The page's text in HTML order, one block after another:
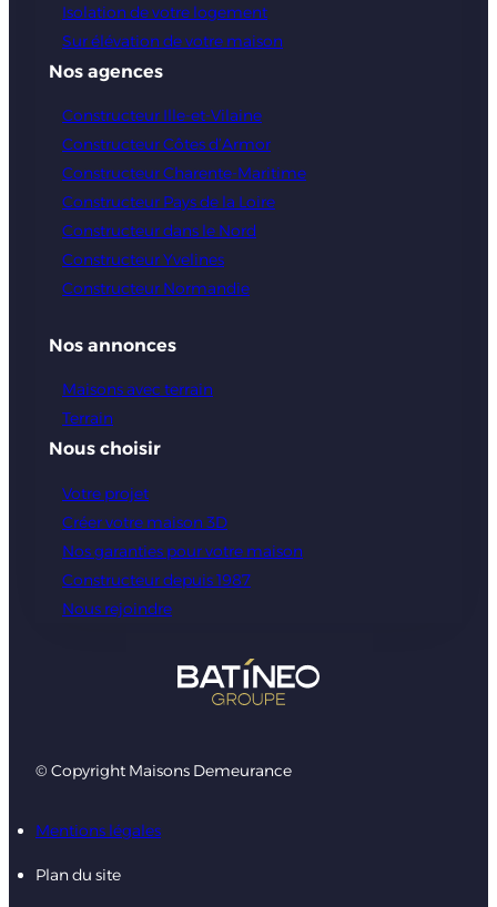
Isolation de votre logement
Sur élévation de votre maison
Nos agences
Constructeur Ille-et-Vilaine
Constructeur Côtes d’Armor
Constructeur Charente-Maritime
Constructeur Pays de la Loire
Constructeur dans le Nord
Constructeur Yvelines
Constructeur Normandie
Nos annonces
Maisons avec terrain
Terrain
Nous choisir
Votre projet
Créer votre maison 3D
Nos garanties pour votre maison
Constructeur depuis 1987
Nous rejoindre
© Copyright Maisons Demeurance
Mentions légales
Plan du site